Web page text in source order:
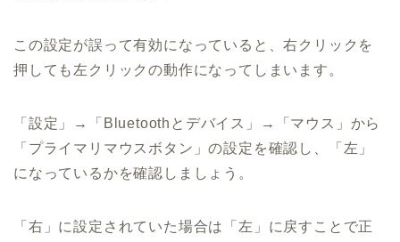
この設定が誤って有効になっていると、右クリックを
押しても左クリックの動作になってしまいます。
「設定」→「Bluetoothとデバイス」→「マウス」から
「プライマリマウスボタン」の設定を確認し、「左」
になっているかを確認しましょう。
「右」に設定されていた場合は「左」に戻すことで正